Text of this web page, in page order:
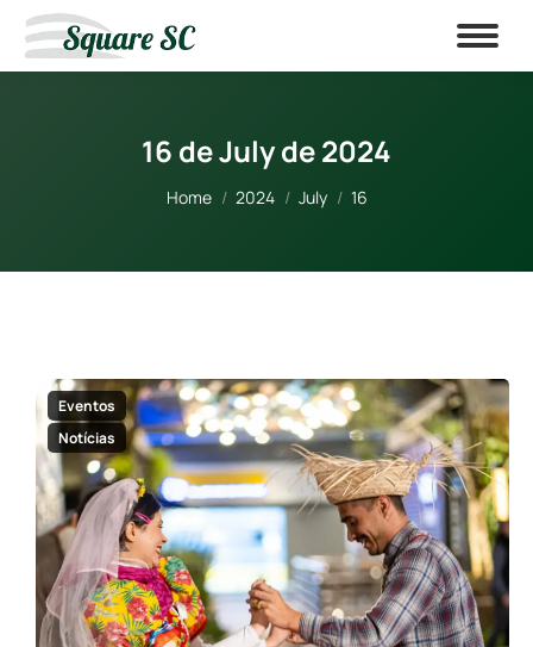
16 de July de 2024
You are here:
Home 2024 July 16
Eventos
Notícias